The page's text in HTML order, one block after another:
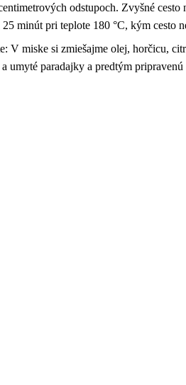
odstupoch. Zvyšné
minút pri teplote 180 °C, kým cesto
V miske si zmiešajme olej, horčicu,
umyté paradajky a predtým